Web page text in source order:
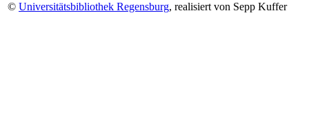
© Universitätsbibliothek Regensburg, realisiert von Sepp Kuffer